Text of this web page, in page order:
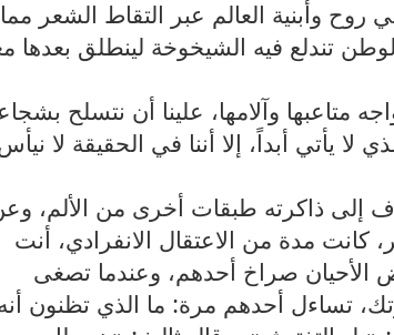
وأبنية العالم عبر التقاط الشعر
تندلع فيه الشيخوخة لينطلق بعدها
متاعبها وآلامها، علينا أن نتسلح
يأتي أبداً، إلا أننا في الحقيقة لا
إلى ذاكرته طبقات أخرى من الألم،
كانت مدة من الاعتقال الانفرادي، أنت
صراخ أحدهم، وعندما تصغى
تساءل أحدهم مرة: ما الذي تظنون